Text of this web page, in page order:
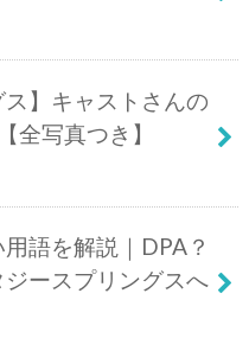
ス】キャストさんの
全写真つき】
語を解説｜DPA？
ースプリングスへ